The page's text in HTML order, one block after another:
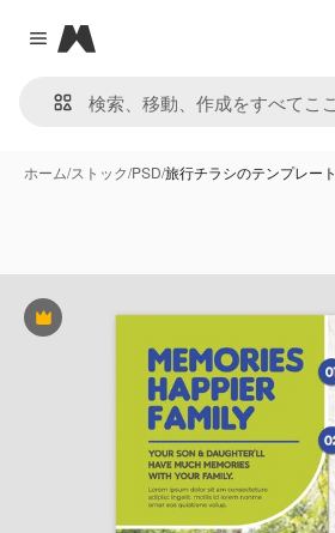
Close menu
Magnific
ホーム/ストック/PSD/旅行チラシのテンプレート
Premium